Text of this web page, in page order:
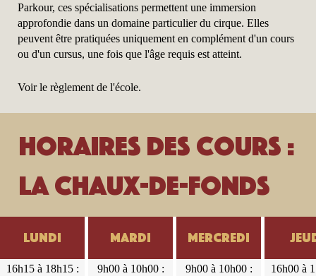
Horaires des cours :
La Chaux-de-Fonds
Voir le règlement de l'école.
Mercredi Vendredi
16h15 à 9h00 à 9h00 à 16h00 à 16h00 à 9h00 à
Lundi Mardi Mercredi
16h15 à 18h15 : 9h00 à 10h00 : 9h00 à 10h00 : 16h00 à
Parkour, ces spécialisations permettent une immersion
approfondie dans un domaine particulier du cirque. Elles
peuvent être pratiquées uniquement en complément d'un cours
ou d'un cursus, une fois que l'âge requis est atteint.